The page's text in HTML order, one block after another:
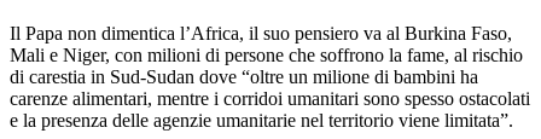
Il Papa non dimentica l’Africa, il suo pensiero va al Burkina Faso,
Mali e Niger, con milioni di persone che soffrono la fame, al rischio
di carestia in Sud-Sudan dove “oltre un milione di bambini ha
carenze alimentari, mentre i corridoi umanitari sono spesso ostacolati
e la presenza delle agenzie umanitarie nel territorio viene limitata”.